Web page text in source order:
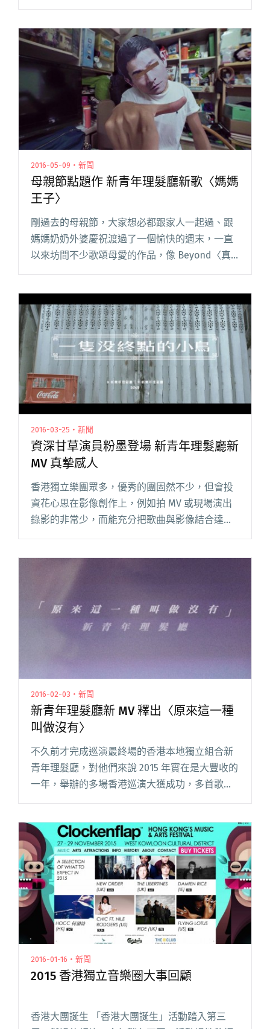
歌不時發表新歌新 MV，最重要是每首歌都是佳作
美創意十足，教人如何不把閱讀全文 "蓄勢待
發！新青年理髮廳發表專輯前夕首波單曲 MV"
2016-05-09・新聞
母親節點題作 新青年理髮廳新歌〈媽媽
王子〉
剛過去的母親節，大家想必都跟家人一起過、跟
媽媽奶奶外婆慶祝渡過了一個愉快的週末，一直
以來坊間不少歌頌母愛的作品，像 Beyond〈真
為抒發題材的新青年理髮廳閱讀全文 "母親節點
題作 新青年理髮廳新歌〈媽媽王子〉"
2016-03-25・新聞
資深甘草演員粉墨登場 新青年理髮廳新
MV 真摯感人
香港獨立樂團眾多，優秀的團固然不少，但會投
資花心思在影像創作上，例如拍 MV 或現場演出
錄影的非常少，而能充分把歌曲與影像結合達致
有效行銷的，更是絕無僅有，新青年理髮廳可算
有別於一般樂團藝人，閱讀全文 "資深甘草演員
2016-02-03・新聞
新青年理髮廳新 MV 釋出〈原來這一種
叫做沒有〉
不久前才完成巡演最終場的香港本地獨立組合新
青年理髮廳，對他們來說 2015 年實在是大豐收的
一年，舉辦的多場香港巡演大獲成功，多首歌曲
廣獲好評，自家製作的 MV 同樣引起不少討論，
說他們是香港獨立音閱讀全文 "新青年理髮廳新
MV 釋出〈原來這一種叫做沒有〉"
2016-01-16・新聞
2015 香港獨立音樂圈大事回顧
香港大團誕生 「香港大團誕生」活動踏入第三